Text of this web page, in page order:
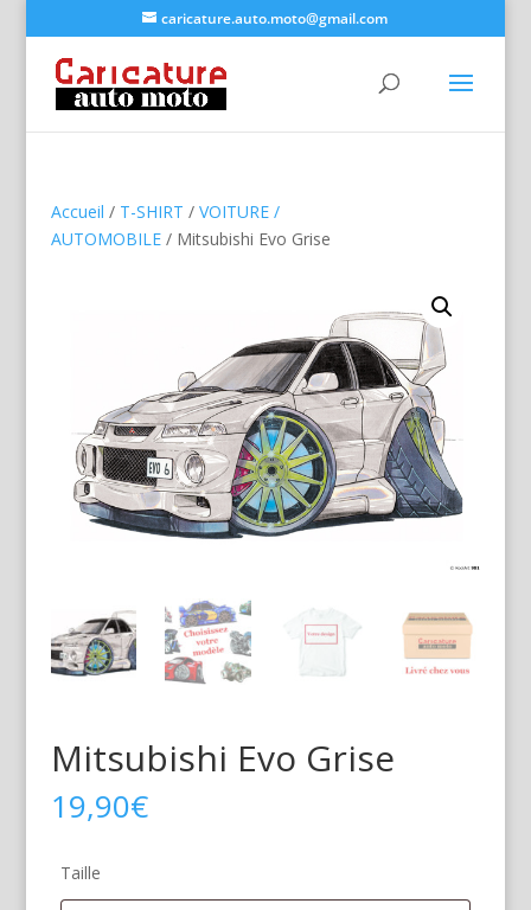
caricature.auto.moto@gmail.com
Accueil / T-SHIRT / VOITURE /
AUTOMOBILE/ Mitsubishi Evo Grise
Mitsubishi Evo Grise
19,90€
Taille